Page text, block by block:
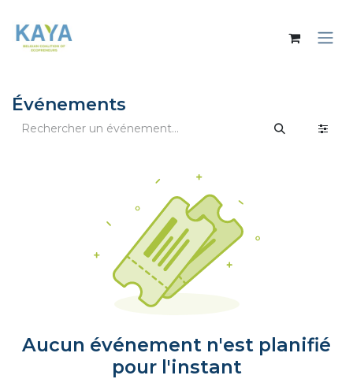
Événements
Aucun événement n'est planifié
pour l'instant